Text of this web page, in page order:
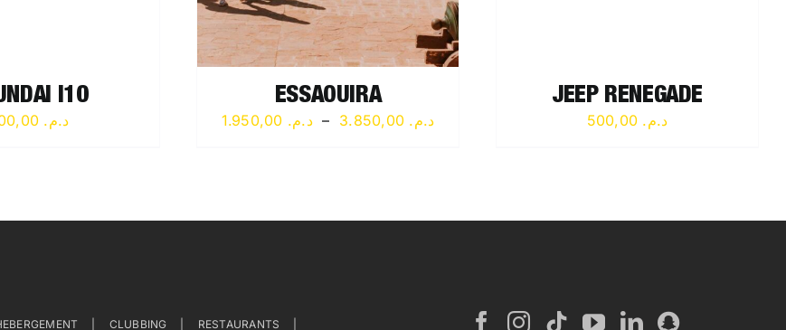
I10
د.م.
ESSAOUIRA
د.م. – د.م.Plage
à
JEEP RENEGADE
د.م.
CLUBBING
RESTAURANTS